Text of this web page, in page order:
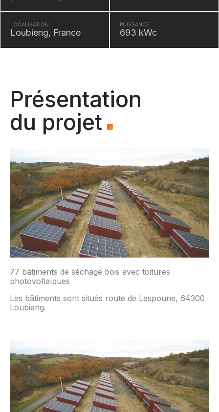
LOCALISATION
Loubieng, France
PUISSANCE
693 kWc
Présentation
du projet
77 bâtiments de séchage bois avec toitures
photovoltaïques
Les bâtiments sont situés route de Lespoune, 64300
Loubieng.